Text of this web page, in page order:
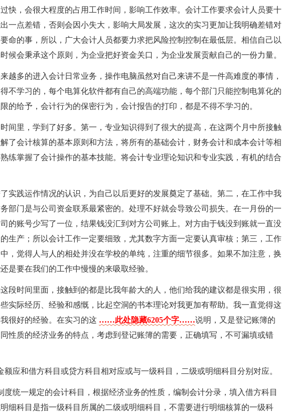
快，会很大程度的占用工作时间，影响工作效率。会计工作要求会计人员要十
一点差错，否则会因小失大，影响大局发展，这次的实习更加让我明确差错对
命的事，所以，广大会计人员都要力求把风险控制控制在最低层。相信自己以
候会秉承这个原则，为企业把好资金关口，为企业发展贡献自己的一份力量。
越多的进入会计日常业务，操作电脑虽然对自己来讲不是一件高难度的事情，
不学习的，每个电算化软件都有自己的高端功能，每个部门只能控制电算化的
的给予，会计行为的保密行为，会计报告的打印，都是不得不学习的。
间里，学到了好多。第一，专业知识得到了很大的提高，在这两个月中所接触
了会计核算的基本原则和方法，将所有的基础会计，财务会计和成本会计等相
练掌握了会计操作的基本技能。将会计专业理论知识和专业实践，有机的结合
实践运作情况的认识，为自己以后更好的发展奠定了基础。第二，在工作中我
部门是与公司资金联系最紧密的。处理不好就会导致公司损失。在一月份的一
的账号少写了一位，结果钱没汇到对方公司账上。对方由于钱没到账就一直没
生产；所以会计工作一定要细致，尤其数字方面一定要认真审核；第三，工作
，觉得人与人的相处并没在学校的单纯，注重的细节很多。如果不加注意，换
是要在我们的工作中慢慢的来吸取经验。
段时间里面，接触到的都是比我年龄大的人，他们给我的建议都是很实用，很
实际经历、经验和感慨，比起空洞的书本理论对我更加有帮助。我一直觉得这
很好的经验。在实习的这 ……此处隐藏6205个字……说明，又是登记账簿的
性质的经济业务的特点，考虑到登记账簿的需要，正确填写，不可漏填或错
额应和借方科目或贷方科目相对应或与一级科目，二级或明细科目分别对应。
度统一规定的会计科目，根据经济业务的性质，编制会计分录，填入借方科目
细科目是指一级科目所属的二级或明细科目，不需要进行明细核算的一级科